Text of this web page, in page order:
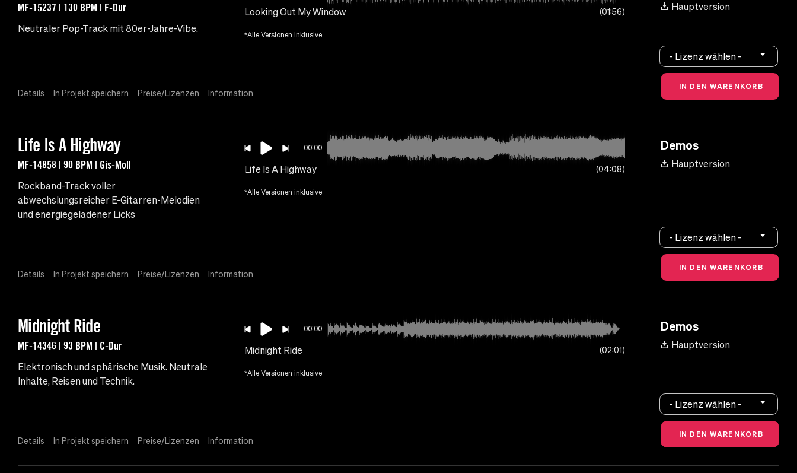
MF-15237 | 130 BPM | F-Dur
Neutraler Pop-Track mit 80er-Jahre-Vibe.
Looking Out My Window 01:56
*Alle Versionen inklusive
Hauptversion
Details In Projekt speichern Preise/Lizenzen Information
- Lizenz wählen -
Life Is A Highway
MF-14858 | 90 BPM | Gis-Moll
Rockband-Track voller
abwechslungsreicher E-Gitarren-Melodien
und energiegeladener Licks
00:00
Life Is A Highway 04:08
*Alle Versionen inklusive
Demos
Hauptversion
Details In Projekt speichern Preise/Lizenzen Information
- Lizenz wählen -
Midnight Ride
MF-14346 | 93 BPM | C-Dur
Elektronisch und sphärische Musik. Neutrale
Inhalte, Reisen und Technik.
00:00
Midnight Ride 02:01
*Alle Versionen inklusive
Demos
Hauptversion
Details In Projekt speichern Preise/Lizenzen Information
- Lizenz wählen -